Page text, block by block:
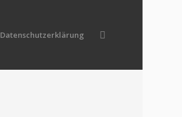
Datenschutzerklärung